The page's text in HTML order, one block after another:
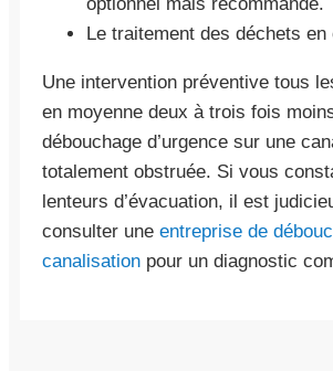
Le traitement des déchets en
Une intervention préventive tous
en moyenne deux à trois fois
débouchage d’urgence sur une
totalement obstruée. Si vous
lenteurs d’évacuation, il est
consulter une entreprise de
canalisation pour un diagnostic